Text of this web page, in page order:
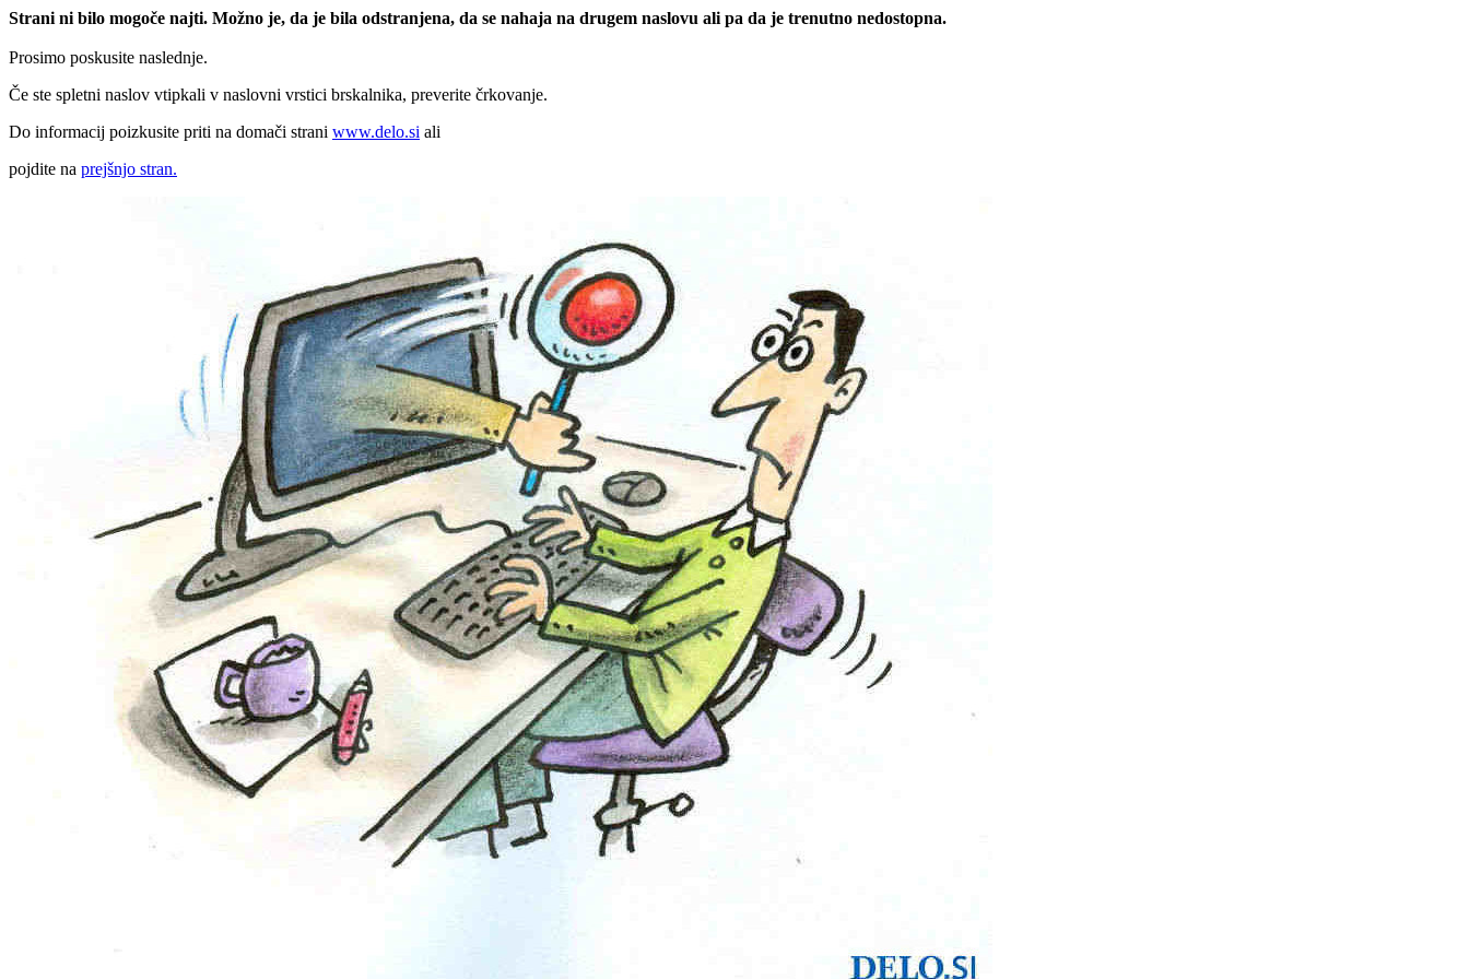
Strani ni bilo mogoče najti. Možno je, da je bila odstranjena, da se nahaja na drugem naslovu ali pa da je trenutno nedostopna.
Prosimo poskusite naslednje.
Če ste spletni naslov vtipkali v naslovni vrstici brskalnika, preverite črkovanje.
Do informacij poizkusite priti na domači strani www.delo.si ali
pojdite na prejšnjo stran.